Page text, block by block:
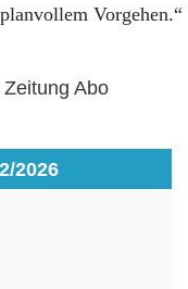
Vorgehen.“
2026